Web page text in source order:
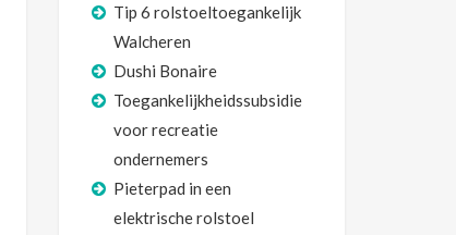
Tip 6 rolstoeltoegankelijk
Walcheren
Dushi Bonaire
Toegankelijkheidssubsidie
voor recreatie
ondernemers
Pieterpad in een
elektrische rolstoel